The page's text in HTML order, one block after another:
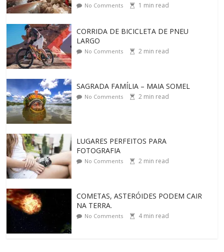
No Comments 1 min read
CORRIDA DE BICICLETA DE PNEU
LARGO
No Comments 2 min read
SAGRADA FAMÍLIA – MAIA SOMEL
No Comments 2 min read
LUGARES PERFEITOS PARA
FOTOGRAFIA
No Comments 2 min read
COMETAS, ASTERÓIDES PODEM CAIR
NA TERRA.
No Comments 4min read